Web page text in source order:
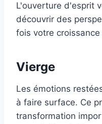
L'ouverture d'esprit
découvrir des
fois votre
Vierge
Les émotions
à faire surface. Ce
transformation